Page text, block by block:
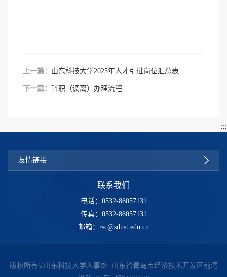
上一篇： 山东科技大学2025年人才引进岗位汇总表
下一篇： 辞职（调离）办理流程
友情链接
联系我们
电话：0532-86057131
传真：0532-86057131
邮箱：rsc@sdust.edu.cn
版权所有©山东科技大学人事处 山东省青岛市经济技术开发区前湾